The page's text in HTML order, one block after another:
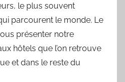
le plus souvent
parcourent le monde. Le
présenter notre
hôtels que l’on retrouve
et dans le reste du